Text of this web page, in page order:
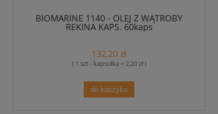
BIOMARINE 1140 - OLEJ Z WĄTROBY
REKINA KAPS. 60kaps
132,20 zł
( 1 szt - kapsułka = 2,20 zł )
do koszyka